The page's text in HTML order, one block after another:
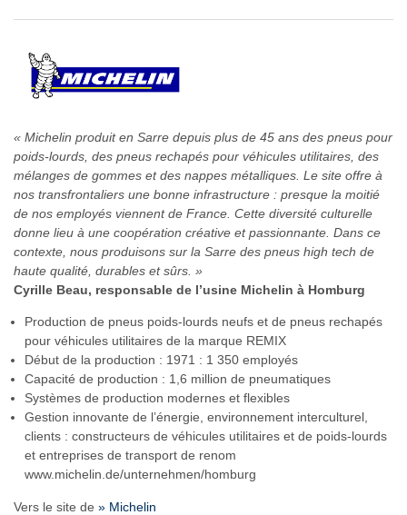
« Michelin produit en Sarre depuis plus de 45 ans des pneus pour
poids-lourds, des pneus rechapés pour véhicules utilitaires, des
mélanges de gommes et des nappes métalliques. Le site offre à
nos transfrontaliers une bonne infrastructure : presque la moitié
de nos employés viennent de France. Cette diversité culturelle
donne lieu à une coopération créative et passionnante. Dans ce
contexte, nous produisons sur la Sarre des pneus high tech de
haute qualité, durables et sûrs. »
Cyrille Beau, responsable de l’usine Michelin à Homburg
Production de pneus poids-lourds neufs et de pneus rechapés
pour véhicules utilitaires de la marque REMIX
Début de la production : 1971 : 1 350 employés
Capacité de production : 1,6 million de pneumatiques
Systèmes de production modernes et flexibles
Gestion innovante de l’énergie, environnement interculturel,
clients : constructeurs de véhicules utilitaires et de poids-lourds
et entreprises de transport de renom
www.michelin.de/unternehmen/homburg
Vers le site de » Michelin